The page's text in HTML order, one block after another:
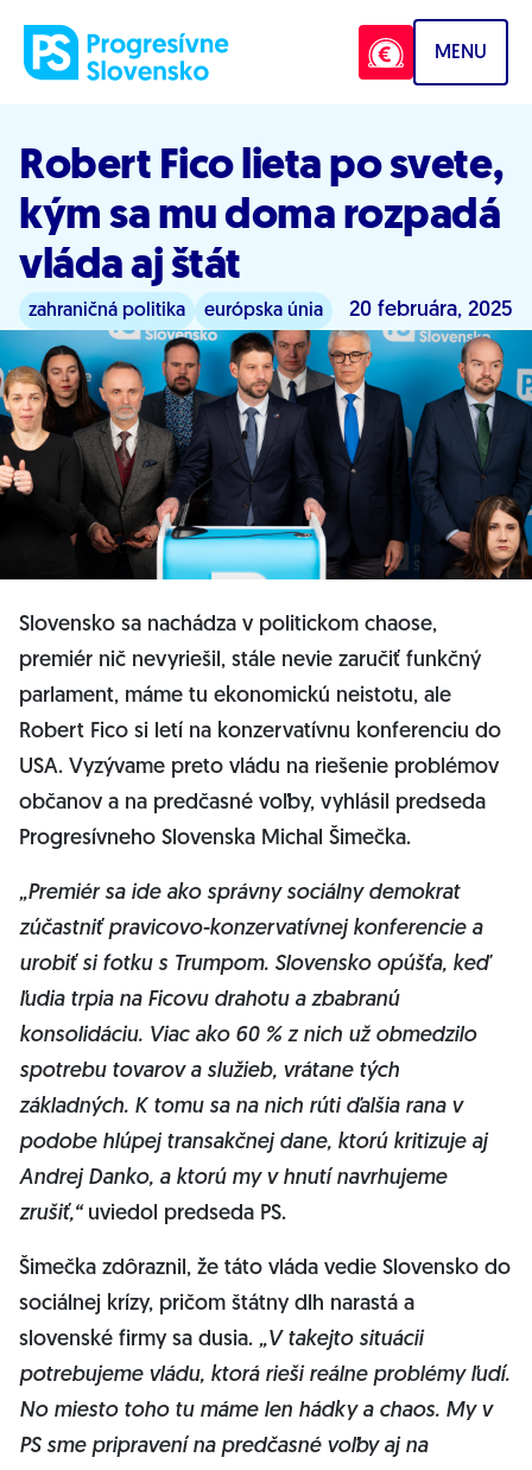
MENU
Robert Fico lieta po svete,
kým sa mu doma rozpadá
vláda aj štát
zahraničná politika európska únia 20 februára, 2025
Slovensko sa nachádza v politickom chaose,
premiér nič nevyriešil, stále nevie zaručiť funkčný
parlament, máme tu ekonomickú neistotu, ale
Robert Fico si letí na konzervatívnu konferenciu do
USA. Vyzývame preto vládu na riešenie problémov
občanov a na predčasné voľby, vyhlásil predseda
Progresívneho Slovenska Michal Šimečka.
„Premiér sa ide ako správny sociálny demokrat
zúčastniť pravicovo-konzervatívnej konferencie a
urobiť si fotku s Trumpom. Slovensko opúšťa, keď
ľudia trpia na Ficovu drahotu a zbabranú
konsolidáciu. Viac ako 60 % z nich už obmedzilo
spotrebu tovarov a služieb, vrátane tých
základných. K tomu sa na nich rúti ďalšia rana v
podobe hlúpej transakčnej dane, ktorú kritizuje aj
Andrej Danko, a ktorú my v hnutí navrhujeme
zrušiť,“uviedol predseda PS.
Šimečka zdôraznil, že táto vláda vedie Slovensko do
sociálnej krízy, pričom štátny dlh narastá a
slovenské firmy sa dusia. „V takejto situácii
potrebujeme vládu, ktorá rieši reálne problémy ľudí.
No miesto toho tu máme len hádky a chaos. My v
PS sme pripravení na predčasné voľby aj na